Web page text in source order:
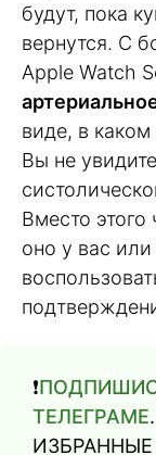
будут, пока
вернутся. С
Apple Watch
виде, в
Вы не
Вместо
оно у вас
❗️
ТЕЛЕГРАМЕ